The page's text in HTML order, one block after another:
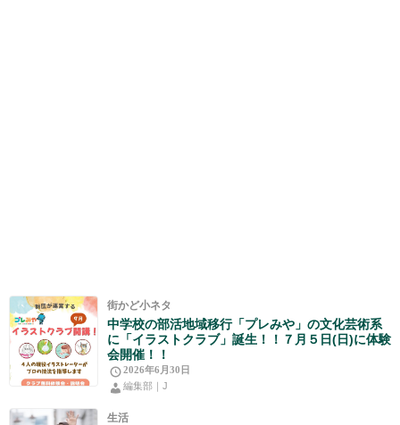
街かど小ネタ
中学校の部活地域移行「プレみや」の文化芸術系
に「イラストクラブ」誕生！！７月５日(日)に体験
会開催！！
2026年6月30日
編集部｜J
生活